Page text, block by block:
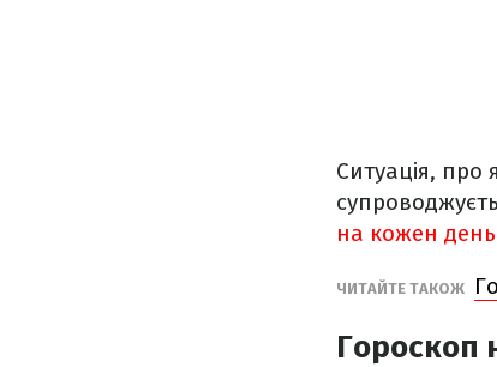
Ситуація,
на кожен день
ЧИТАЙТЕ ТАКОЖ
Гороскоп